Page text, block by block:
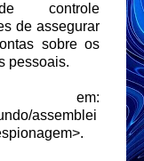
controle
de assegurar
sobre os
pessoais.
em:
assemblei